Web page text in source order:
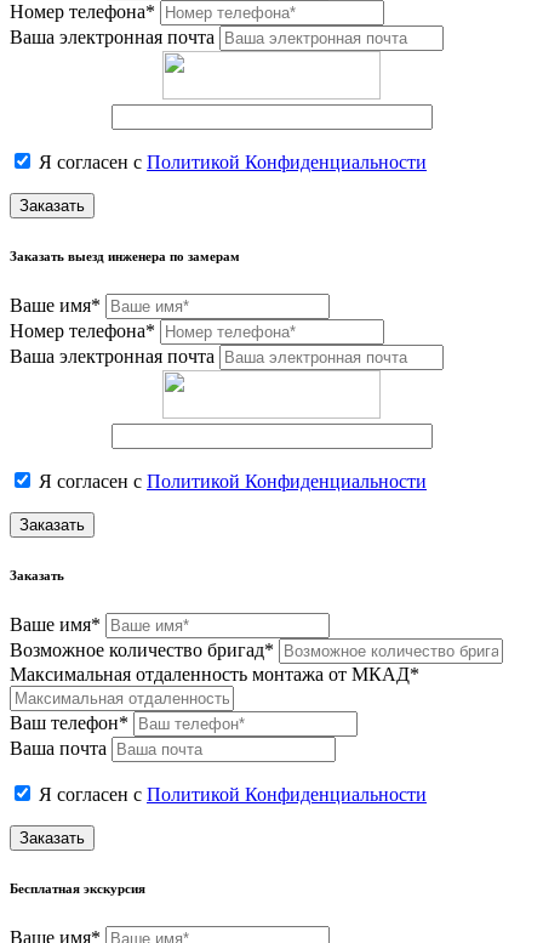
Номер телефона*
Ваша электронная почта
Я согласен с Политикой Конфиденциальности
Заказать
Заказать выезд инженера по замерам
Ваше имя*
Номер телефона*
Ваша электронная почта
Я согласен с Политикой Конфиденциальности
Заказать
Заказать
Ваше имя*
Возможное количество бригад*
Максимальная отдаленность монтажа от МКАД*
Ваш телефон*
Ваша почта
Я согласен с Политикой Конфиденциальности
Заказать
Бесплатная экскурсия
Ваше имя*